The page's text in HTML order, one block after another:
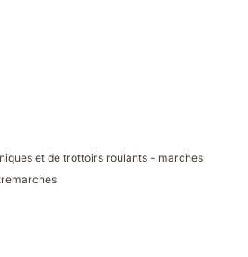
et de trottoirs roulants - marches